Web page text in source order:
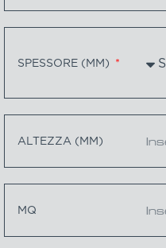
SPESSORE (MM)
ALTEZZA (MM)
MQ